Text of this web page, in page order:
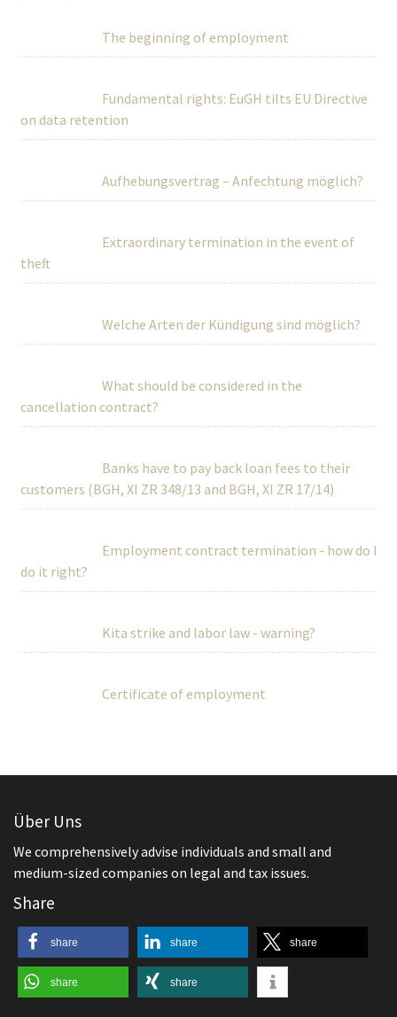
The beginning of employment
Fundamental rights: EuGH tilts EU Directive
on data retention
Aufhebungsvertrag – Anfechtung möglich?
Extraordinary termination in the event of
theft
Welche Arten der Kündigung sind möglich?
What should be considered in the
cancellation contract?
Banks have to pay back loan fees to their
customers (BGH, XI ZR 348/13 and BGH, XI ZR 17/14)
Employment contract termination - how do I
do it right?
Kita strike and labor law - warning?
Certificate of employment
Über Uns
We comprehensively advise individuals and small and
medium-sized companies on legal and tax issues.
Share
share share share
share share